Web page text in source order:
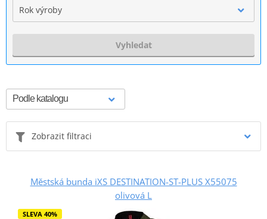
Rok výroby
Vyhledat
Zobrazit filtraci
Městská bunda iXS DESTINATION-ST-PLUS X55075
olivová L
SLEVA 40%